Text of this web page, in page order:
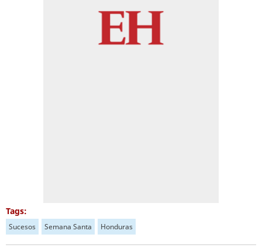
Tags:
Sucesos Semana Santa Honduras